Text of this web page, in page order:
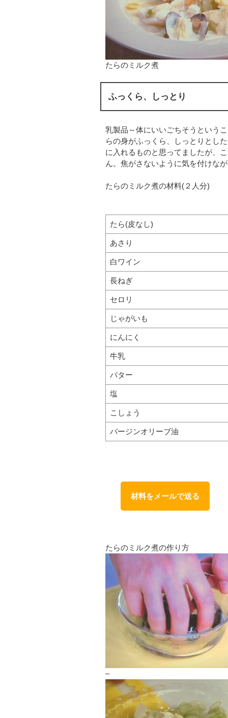
たらのミルク煮
ふっくら、しっとり
乳製品～体にいいごちそうという
らの身がふっくら、しっとりとし
に入れるものと思ってましたが、
ん。焦がさないように気を付けな
たらのミルク煮の材料(２人分)
たら(皮なし)
あさり
白ワイン
長ねぎ
セロリ
じゃがいも
にんにく
牛乳
バター
塩
こしょう
バージンオリーブ油
材料をメールで送る
たらのミルク煮の作り方
–